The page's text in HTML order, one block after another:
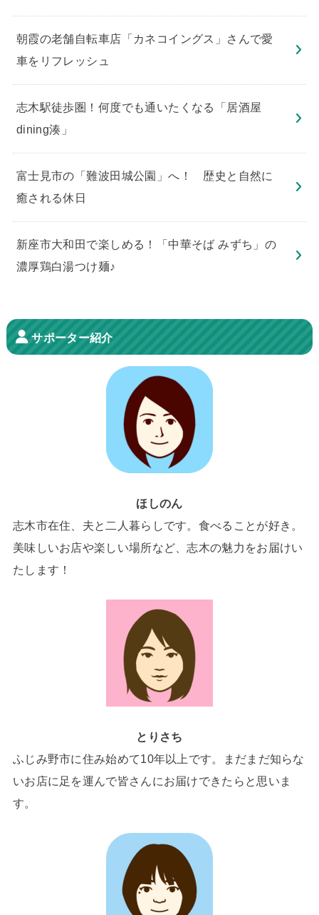
朝霞の老舗自転車店「カネコイングス」さんで愛
車をリフレッシュ
志木駅徒歩圏！何度でも通いたくなる「居酒屋
dining湊」
​富士見市の「難波田城公園」へ！ 歴史と自然に
癒される休日
新座市大和田で楽しめる！「中華そば みずち」の
濃厚鶏白湯つけ麺♪
サポーター紹介
ほしのん
志木市在住、夫と二人暮らしです。食べることが好き。
美味しいお店や楽しい場所など、志木の魅力をお届けい
たします！
とりさち
ふじみ野市に住み始めて10年以上です。まだまだ知らな
いお店に足を運んで皆さんにお届けできたらと思いま
す。